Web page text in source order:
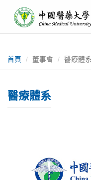
要
中
國
醫
藥
大
首頁 董事會 醫療體系
醫療體系